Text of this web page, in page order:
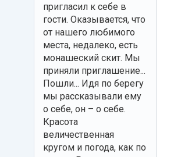
пригласил к себе в
гости. Оказывается, что
от нашего любимого
места, недалеко, есть
монашеский скит. Мы
приняли приглашение...
Пошли... Идя по берегу
мы рассказывали ему
о себе, он – о себе.
Красота
величественная
кругом и погода, как по